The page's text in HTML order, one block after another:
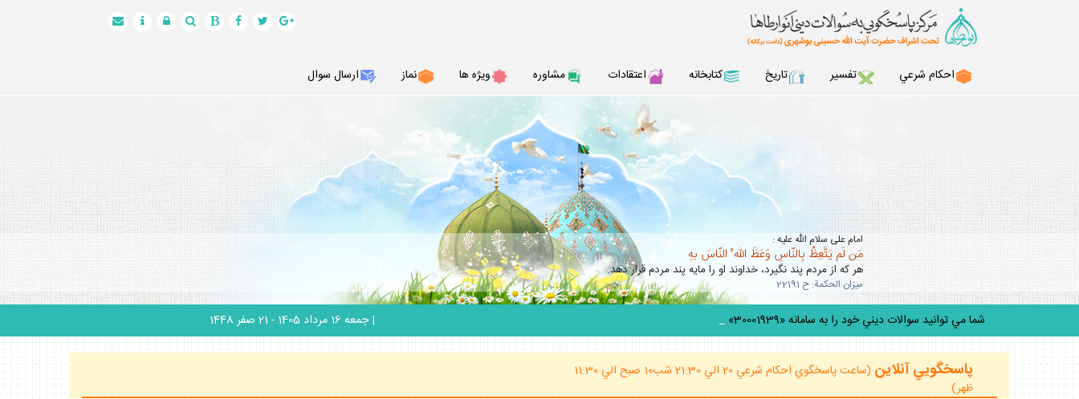
احكام شرعي تفسير تاريخ كتابخانه اعتقادات مشاوره ويژه ها نماز ارسال سوال
امام على سلام الله عليه :
مَن لَم يَتَّعِظْ بِالنّاسِ وَعَظَ اللّه ُ النّاسَ بهِ
هر كه از مردم پند نگيرد، خداوند او را مايه پند مردم قرار دهد.
ميزان الحكمة: ح 22191
شما مي توانيد سوالات ديني خود را به سامانه «30001939» پيامك ك | جمعه 16 مرداد 1405 - 21 صفر 1448
پاسخگويي آنلاين
(ساعت پاسخگوي احكام شرعي 20 الي 21:30 شب10 صبح الي 11:30
ظهر)